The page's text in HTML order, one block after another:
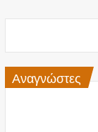
Αναγνώστες